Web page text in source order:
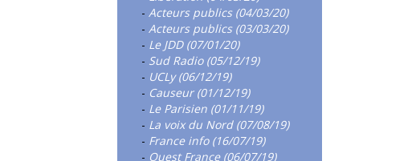
- Acteurs publics (04/03/20)
- Acteurs publics (03/03/20)
- Le JDD (07/01/20)
- Sud Radio (05/12/19)
- UCLy (06/12/19)
- Causeur (01/12/19)
- Le Parisien (01/11/19)
- La voix du Nord (07/08/19)
- France info (16/07/19)
- Ouest France (06/07/19)